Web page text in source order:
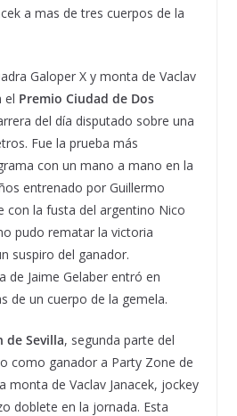
a mas de tres cuerpos de la
Galoper X y monta de Vaclav
el Premio Ciudad de Dos
del día disputado sobre una
Fue la prueba más
con un mano a mano en la
entrenado por Guillermo
con la fusta del argentino Nico
pudo rematar la victoria
suspiro del ganador.
de Jaime Gelaber entró en
de un cuerpo de la gemela.
de Sevilla, segunda parte del
como ganador a Party Zone de
monta de Vaclav Janacek, jockey
doblete en la jornada. Esta